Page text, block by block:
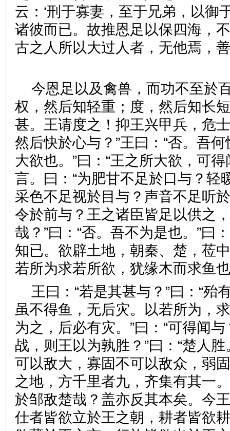
云：‘刑于寡妻，至于兄弟，以御
诸彼而已。故推恩足以保四海，
古之人所以大过人者，无他焉，
今恩足以及禽兽，而功不至於
权，然后知轻重；度，然后知长
甚。王请度之！抑王兴甲兵，危
然后快於心与？”王曰：“否。吾
大欲也。”曰：“王之所大欲，可
言。曰：“为肥甘不足於口与？轻
采色不足视於目与？声音不足听
令於前与？王之诸臣皆足以供之
哉？”曰：“否。吾不为是也。”曰
知已。欲辟土地，朝秦、楚，莅
若所为求若所欲，犹缘木而求
王曰：“若是其甚与？”曰：“殆
虽不得鱼，无后灾。以若所为，
为之，后必有灾。”曰：“可得闻与
战，则王以为孰胜？”曰：“楚人胜
可以敌大，寡固不可以敌众，弱
之地，方千里者九，齐集有其一
於邹敌楚哉？盖亦反其本矣。今
仕者皆欲立於王之朝，耕者皆欲